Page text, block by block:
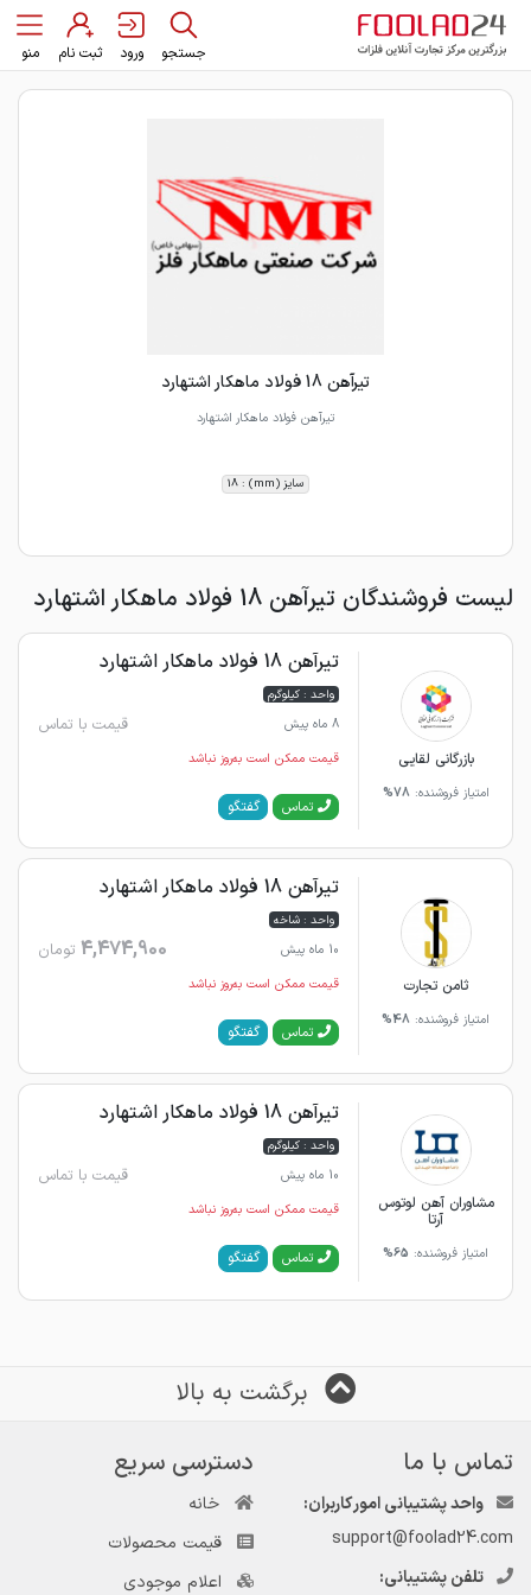
جستجو ورود ثبت نام منو
تیرآهن 18 فولاد ماهکار اشتهارد
تیرآهن فولاد ماهکار اشتهارد
سایز (mm) : 18
لیست فروشندگان تیرآهن 18 فولاد ماهکار اشتهارد
بازرگانی لقایی
امتیاز فروشنده: 78%
تیرآهن 18 فولاد ماهکار اشتهارد
واحد : کیلوگرم
8 ماه پیش
قیمت با تماس
قیمت ممکن است به‌روز نباشد
تماس گفتگو
ثامن تجارت
امتیاز فروشنده: 48%
تیرآهن 18 فولاد ماهکار اشتهارد
واحد : شاخه
10 ماه پیش
4,474,900 تومان
قیمت ممکن است به‌روز نباشد
تماس گفتگو
مشاوران آهن لوتوس
آرتا
امتیاز فروشنده: 65%
تیرآهن 18 فولاد ماهکار اشتهارد
واحد : کیلوگرم
10 ماه پیش
قیمت با تماس
قیمت ممکن است به‌روز نباشد
تماس گفتگو
برگشت به بالا
تماس با ما
واحد پشتیبانی امور کاربران:
support@foolad24.com
تلفن پشتیبانی:
دسترسی سریع
خانه
قیمت محصولات
اعلام موجودی